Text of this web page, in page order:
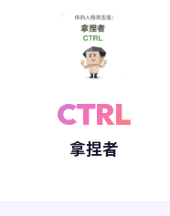
CTRL
拿捏者